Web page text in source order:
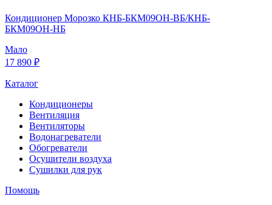
Кондиционер Морозко КНБ-БКМ09ОН-ВБ/КНБ-
БКМ09ОН-НБ
Мало
17 890 ₽
Каталог
Кондиционеры
Вентиляция
Вентиляторы
Водонагреватели
Обогреватели
Осушители воздуха
Сушилки для рук
Помощь